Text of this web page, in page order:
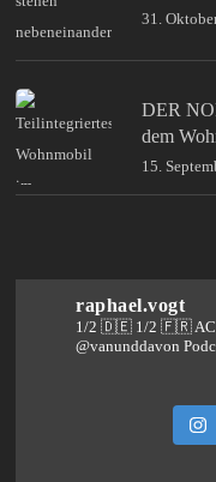
31.
DER
dem
15.
raphael.vogt
1/2 🇩🇪 1/2 🇫🇷
@vanunddavon